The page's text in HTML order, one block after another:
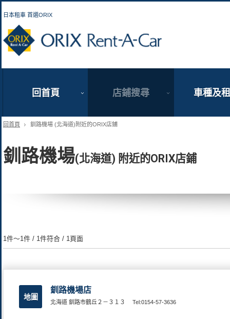
日本租車 首選ORIX
回首頁 店鋪搜尋 車種及
回首頁 釧路機場 (北海道)附近的ORIX店鋪
釧路機場(北海道) 附近的ORIX店鋪
1件～1件 / 1件符合 / 1頁面
地圖
釧路機場店
北海道 釧路市鶴丘２－３１３ Tel:0154-57-3636